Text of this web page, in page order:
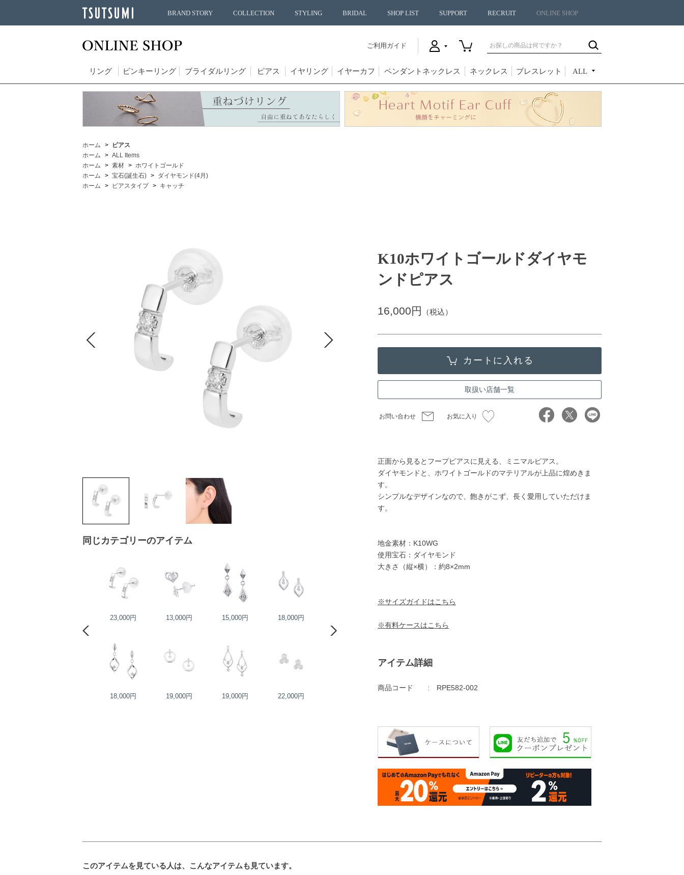
BRAND STORY COLLECTION STYLING BRIDAL SHOP LIST SUPPORT RECRUIT ONLINE SHOP
ご利用ガイド
リング ピンキーリング ブライダルリング ピアス イヤリング イヤーカフ ペンダントネックレス ネックレス ブレスレット ALL
ホーム
ピアス
ホーム
ALL Items
ホーム
素材
ホワイトゴールド
ホーム
宝石(誕生石)
ダイヤモンド(4月)
ホーム
ピアスタイプ キャッチ
同じカテゴリーのアイテム
23,000円 13,000円 15,000円 18,000円
18,000円 19,000円 19,000円 22,000円
K10ホワイトゴールドダイヤモ
ンドピアス
16,000円 （税込）
取扱い店舗一覧
お問い合わせ お気に入り
正面から見るとフープピアスに見える、ミニマルピアス。
ダイヤモンドと、ホワイトゴールドのマテリアルが上品に煌めきま
す。
シンプルなデザインなので、飽きがこず、長く愛用していただけま
す。
地金素材：K10WG
使用宝石：ダイヤモンド
大きさ（縦×横）：約8×2mm
※サイズガイドはこちら
※有料ケースはこちら
アイテム詳細
商品コード RPE582-002
このアイテムを見ている人は、こんなアイテムも見ています。